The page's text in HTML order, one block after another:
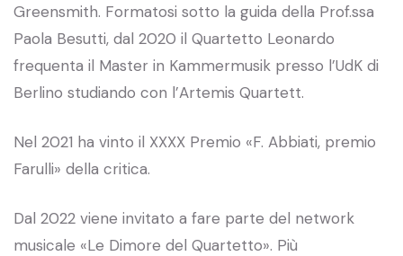
Greensmith. Formatosi sotto la guida della Prof.ssa
Paola Besutti, dal 2020 il Quartetto Leonardo
frequenta il Master in Kammermusik presso l’UdK di
Berlino studiando con l’Artemis Quartett.
Nel 2021 ha vinto il XXXX Premio «F. Abbiati, premio
Farulli» della critica.
Dal 2022 viene invitato a fare parte del network
musicale «Le Dimore del Quartetto». Più